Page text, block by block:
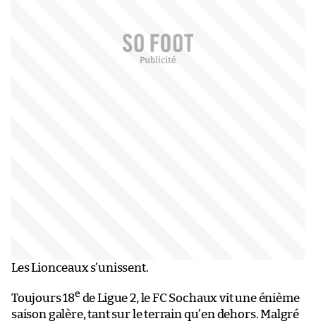
Les Lionceaux s’unissent.
Toujours 18e de Ligue 2, le FC Sochaux vit une énième
saison galère, tant sur le terrain qu’en dehors. Malgré